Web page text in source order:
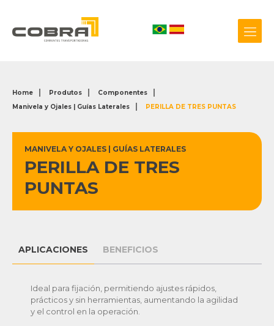
Biblioteca 3D
Home Produtos
Componentes
Manivela y Ojales | Guías Laterales
PERILLA DE TRES PUNTAS
MANIVELA Y OJALES | GUÍAS LATERALES
PERILLA DE TRES
PUNTAS
APLICACIONES BENEFICIOS
Ideal para fijación, permitiendo ajustes rápidos,
prácticos y sin herramientas, aumentando la agilidad
y el control en la operación.